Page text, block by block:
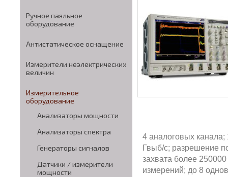
Ручное паяльное
оборудование
Антистатическое оснащение
Измерители неэлектрических
величин
Измерительное
оборудование
Анализаторы мощности
Анализаторы спектра
Генераторы сигналов
Датчики / измерители
мощности
4 аналоговых канала;
Гвыб/с; разрешение
захвата более
измерений; до 8